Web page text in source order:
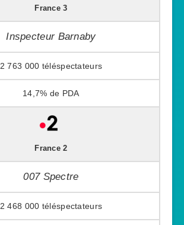
France 3
Inspecteur Barnaby
2 763 000
14,7%
France 2
007 Spectre
2 468 000